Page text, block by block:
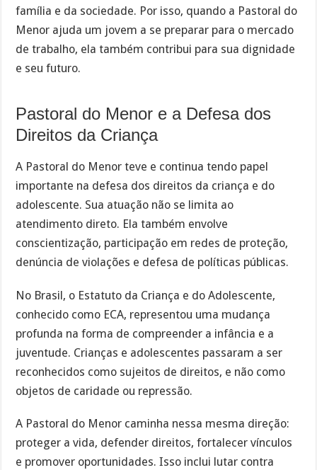
família e da sociedade. Por isso, quando a Pastoral do
Menor ajuda um jovem a se preparar para o mercado
de trabalho, ela também contribui para sua dignidade
e seu futuro.
Pastoral do Menor e a Defesa dos
Direitos da Criança
A Pastoral do Menor teve e continua tendo papel
importante na defesa dos direitos da criança e do
adolescente. Sua atuação não se limita ao
atendimento direto. Ela também envolve
conscientização, participação em redes de proteção,
denúncia de violações e defesa de políticas públicas.
No Brasil, o Estatuto da Criança e do Adolescente,
conhecido como ECA, representou uma mudança
profunda na forma de compreender a infância e a
juventude. Crianças e adolescentes passaram a ser
reconhecidos como sujeitos de direitos, e não como
objetos de caridade ou repressão.
A Pastoral do Menor caminha nessa mesma direção:
proteger a vida, defender direitos, fortalecer vínculos
e promover oportunidades. Isso inclui lutar contra